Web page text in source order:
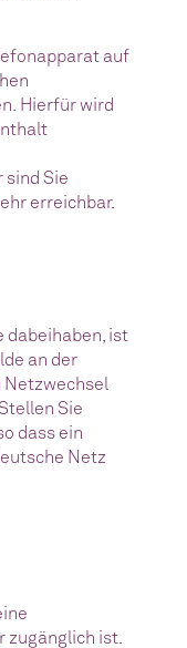
auf
Hierfür wird
sind Sie
erreichbar.
dabeihaben, ist
an der
Sie
dass ein
Netz
zugänglich ist.